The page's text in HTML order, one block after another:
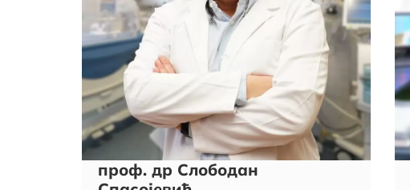
проф. др Слободан